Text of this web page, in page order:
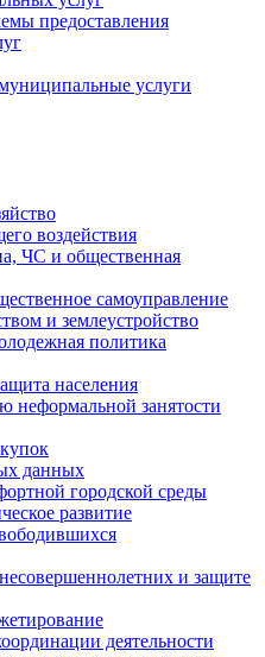
предоставления
услуги
воздействия
ЧС и общественная
самоуправление
и землеустройство
политика
населения
неформальной занятости
данных
городской среды
развитие
и защите
деятельности